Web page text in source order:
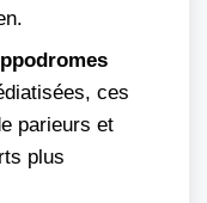
ces
parieurs et
plus